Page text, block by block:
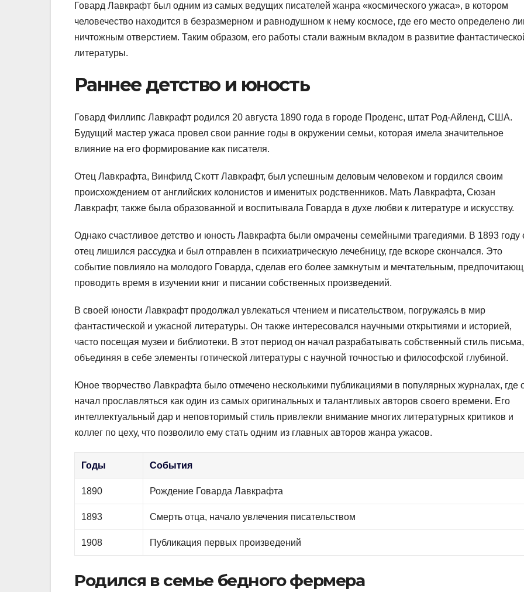
Говард Лавкрафт был одним из самых ведущих писателей жанра «космического ужаса», в котором
человечество находится в безразмерном и равнодушном к нему космосе, где его место определено
ничтожным отверстием. Таким образом, его работы стали важным вкладом в развитие
литературы.
Раннее детство и юность
Говард Филлипс Лавкрафт родился 20 августа 1890 года в городе Проденс, штат Род-Айленд, США.
Будущий мастер ужаса провел свои ранние годы в окружении семьи, которая имела значительное
влияние на его формирование как писателя.
Отец Лавкрафта, Винфилд Скотт Лавкрафт, был успешным деловым человеком и гордился своим
происхождением от английских колонистов и именитых родственников. Мать Лавкрафта, Сюзан
Лавкрафт, также была образованной и воспитывала Говарда в духе любви к литературе и искусству.
Однако счастливое детство и юность Лавкрафта были омрачены семейными трагедиями. В 1893 году
отец лишился рассудка и был отправлен в психиатрическую лечебницу, где вскоре скончался. Это
событие повлияло на молодого Говарда, сделав его более замкнутым и мечтательным,
проводить время в изучении книг и писании собственных произведений.
В своей юности Лавкрафт продолжал увлекаться чтением и писательством, погружаясь в мир
фантастической и ужасной литературы. Он также интересовался научными открытиями и историей,
часто посещая музеи и библиотеки. В этот период он начал разрабатывать собственный стиль письма,
объединяя в себе элементы готической литературы с научной точностью и философской глубиной.
Юное творчество Лавкрафта было отмечено несколькими публикациями в популярных журналах, где
начал прославляться как один из самых оригинальных и талантливых авторов своего времени. Его
интеллектуальный дар и неповторимый стиль привлекли внимание многих литературных критиков и
коллег по цеху, что позволило ему стать одним из главных авторов жанра ужасов.
Годы События
1890 Рождение Говарда Лавкрафта
1893 Смерть отца, начало увлечения писательством
1908 Публикация первых произведений
Родился в семье бедного фермера